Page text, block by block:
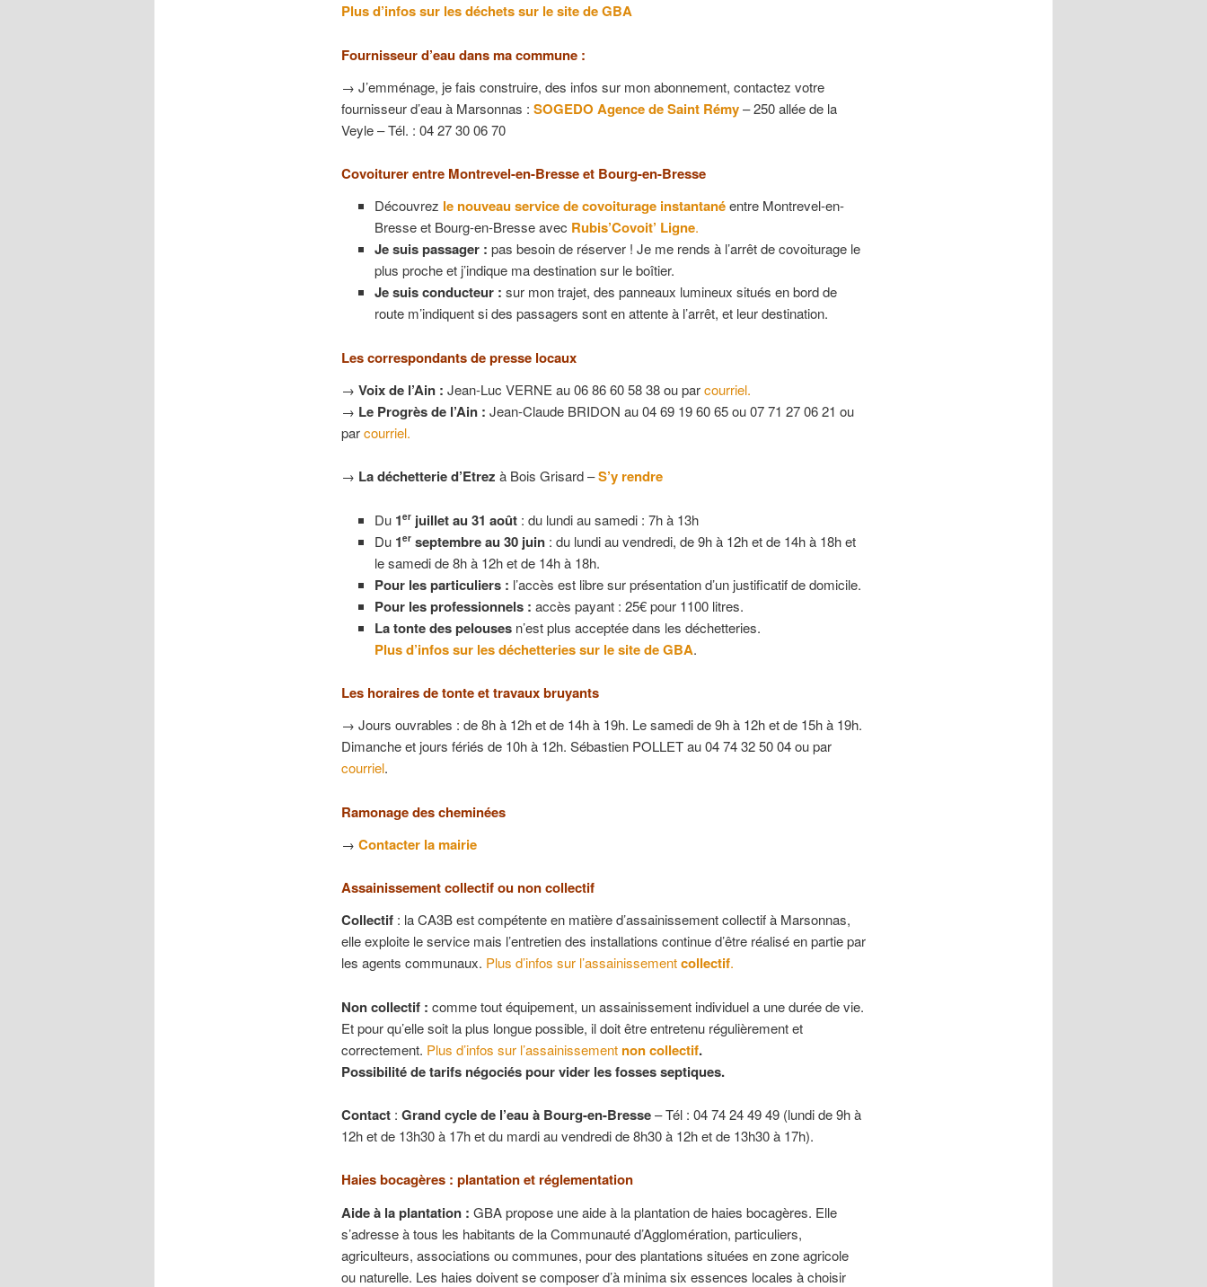
Plus d’infos sur les déchets sur le site de GBA
Fournisseur d’eau dans ma commune :
→ J’emménage, je fais construire, des infos sur mon abonnement, contactez votre
fournisseur d’eau à Marsonnas : SOGEDO Agence de Saint Rémy– 250 allée de la
Veyle – Tél. : 04 27 30 06 70
Covoiturer entre Montrevel-en-Bresse et Bourg-en-Bresse
Découvrez le nouveau service de covoiturage instantané entre Montrevel-en-
Bresse et Bourg-en-Bresse avec Rubis’Covoit’ Ligne.
Je suis passager :pas besoin de réserver ! Je me rends à l’arrêt de covoiturage le
plus proche et j’indique ma destination sur le boîtier.
Je suis conducteur : sur mon trajet, des panneaux lumineux situés en bord de
route m’indiquent si des passagers sont en attente à l’arrêt, et leur destination.
Les correspondants de presse locaux
→ Voix de l’Ain : Jean-Luc VERNE au 06 86 60 58 38 ou parcourriel.
→ Le Progrès de l’Ain : Jean-Claude BRIDON au 04 69 19 60 65 ou 07 71 27 06 21 ou
parcourriel.
→ La déchetterie d’Etrez à Bois Grisard –S’y rendre
Du 1er juillet au 31 août : du lundi au samedi : 7h à 13h
Du 1er septembre au 30 juin : du lundi au vendredi, de 9h à 12h et de 14h à 18h et
le samedi de 8h à 12h et de 14h à 18h.
Pour les particuliers : l’accès est libre sur présentation d’un justificatif de domicile.
Pour les professionnels :accès payant : 25€ pour 1100 litres.
La tonte des pelouses n’est plus acceptée dans les déchetteries.
Plus d’infos sur les déchetteries sur le site de GBA.
Les horaires de tonte et travaux bruyants
→ Jours ouvrables : de 8h à 12h et de 14h à 19h. Le samedi de 9h à 12h et de 15h à 19h.
Dimanche et jours fériés de 10h à 12h. Sébastien POLLET au 04 74 32 50 04 ou par
courriel.
Ramonage des cheminées
→ Contacter la mairie
Assainissement collectif ou non collectif
Collectif : la CA3B est compétente en matière d’assainissement collectif à Marsonnas,
elle exploite le service mais l’entretien des installations continue d’être réalisé en partie par
les agents communaux. Plus d’infos sur l’assainissementcollectif.
Non collectif : comme tout équipement, un assainissement individuel a une durée de vie.
Et pour qu’elle soit la plus longue possible, il doit être entretenu régulièrement et
correctement. Plus d’infos sur l’assainissement non collectif.
Possibilité de tarifs négociés pour vider les fosses septiques.
Contact : Grand cycle de l’eau à Bourg-en-Bresse– Tél : 04 74 24 49 49 (lundi de 9h à
12h et de 13h30 à 17h et du mardi au vendredi de 8h30 à 12h et de 13h30 à 17h).
Haies bocagères : plantation et réglementation
Aide à la plantation : GBA propose une aide à la plantation de haies bocagères. Elle
s’adresse à tous les habitants de la Communauté d’Agglomération, particuliers,
agriculteurs, associations ou communes, pour des plantations situées en zone agricole
ou naturelle. Les haies doivent se composer d’à minima six essences locales à choisir